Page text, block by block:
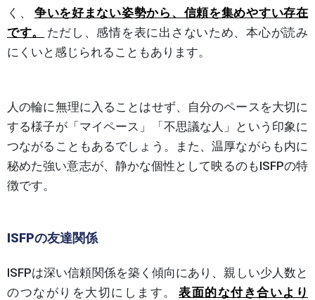
く、
争いを好まない姿勢から、信頼を集めやすい存在
です。
ただし、感情を表に出さないため、本心が読み
にくいと感じられることもあります。
人の輪に無理に入ることはせず、自分のペースを大切に
する様子が「マイペース」「不思議な人」という印象に
つながることもあるでしょう。また、温厚ながらも内に
秘めた強い意志が、静かな個性として映るのもISFPの特
徴です。
ISFPの友達関係
ISFPは深い信頼関係を築く傾向にあり、親しい少人数と
のつながりを大切にします。
表面的な付き合いより